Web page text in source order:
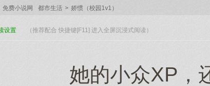
免费小说网 都市生活 > 娇惯（校园1v1）
设置 （推荐配合 快捷键[F11] 进入全屏沉浸式阅读）
她的小众XP，